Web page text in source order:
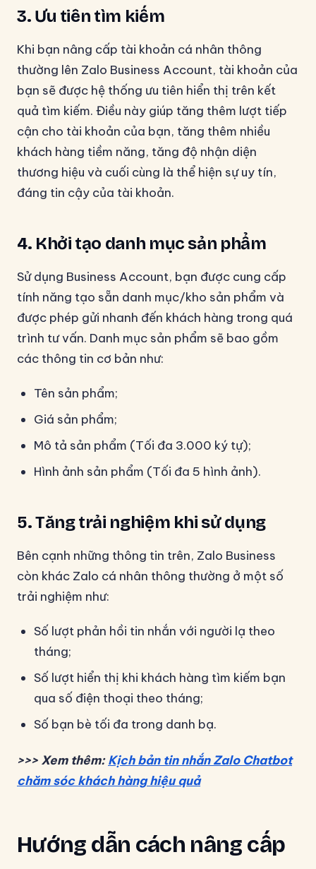
3. Ưu tiên tìm kiếm
Khi bạn nâng cấp tài khoản cá nhân thông
thường lên Zalo Business Account, tài khoản của
bạn sẽ được hệ thống ưu tiên hiển thị trên kết
quả tìm kiếm. Điều này giúp tăng thêm lượt tiếp
cận cho tài khoản của bạn, tăng thêm nhiều
khách hàng tiềm năng, tăng độ nhận diện
thương hiệu và cuối cùng là thể hiện sự uy tín,
đáng tin cậy của tài khoản.
4. Khởi tạo danh mục sản phẩm
Sử dụng Business Account, bạn được cung cấp
tính năng tạo sẵn danh mục/kho sản phẩm và
được phép gửi nhanh đến khách hàng trong quá
trình tư vấn. Danh mục sản phẩm sẽ bao gồm
các thông tin cơ bản như:
Tên sản phẩm;
Giá sản phẩm;
Mô tả sản phẩm (Tối đa 3.000 ký tự);
Hình ảnh sản phẩm (Tối đa 5 hình ảnh).
5. Tăng trải nghiệm khi sử dụng
Bên cạnh những thông tin trên, Zalo Business
còn khác Zalo cá nhân thông thường ở một số
trải nghiệm như:
Số lượt phản hồi tin nhắn với người lạ theo
tháng;
Số lượt hiển thị khi khách hàng tìm kiếm bạn
qua số điện thoại theo tháng;
Số bạn bè tối đa trong danh bạ.
>>> Xem thêm:Kịch bản tin nhắn Zalo Chatbot
chăm sóc khách hàng hiệu quả
Hướng dẫn cách nâng cấp